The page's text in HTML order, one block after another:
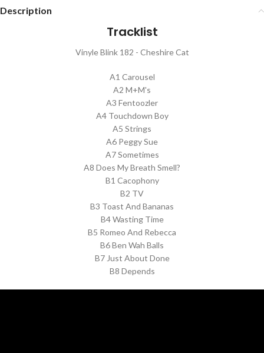
Description
Tracklist
Vinyle Blink 182 - Cheshire Cat
A1 Carousel
A2 M+M's
A3 Fentoozler
A4 Touchdown Boy
A5 Strings
A6 Peggy Sue
A7 Sometimes
A8 Does My Breath Smell?
B1 Cacophony
B2 TV
B3 Toast And Bananas
B4 Wasting Time
B5 Romeo And Rebecca
B6 Ben Wah Balls
B7 Just About Done
B8 Depends